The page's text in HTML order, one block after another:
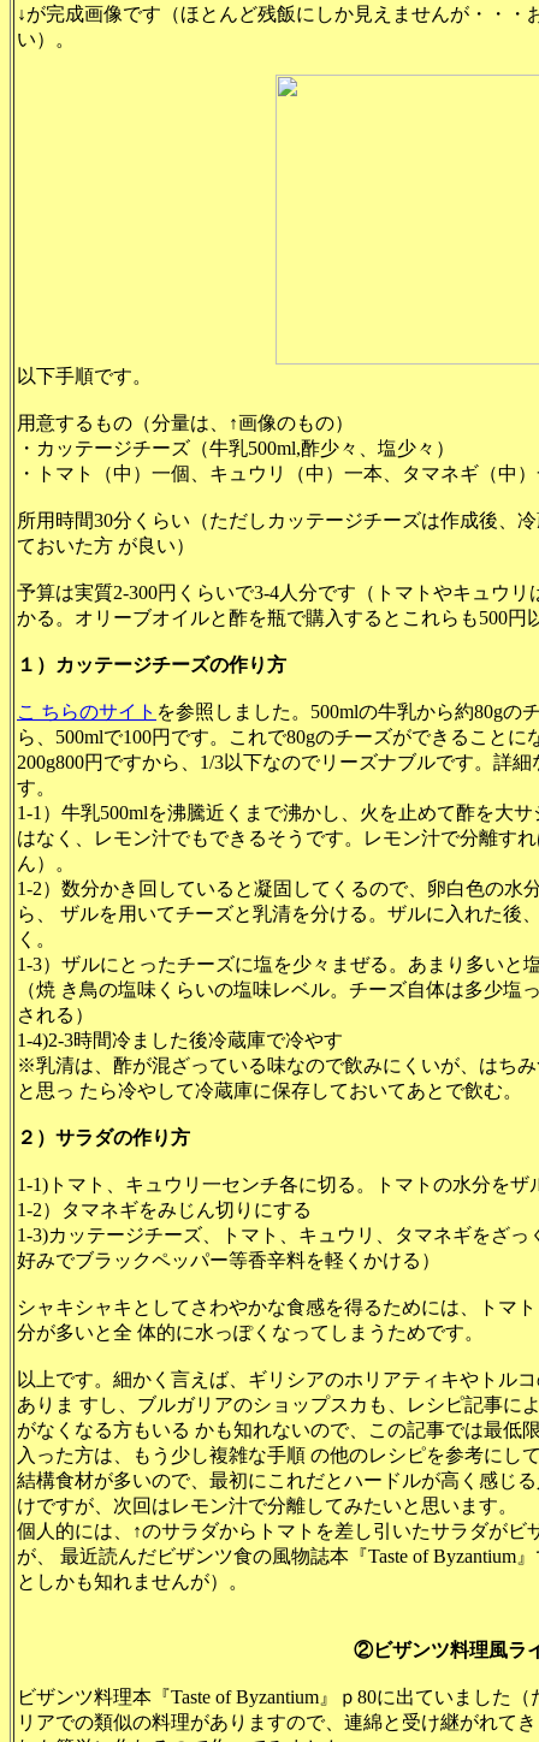
↓が完成画像です（ほとんど残飯にしか見えませんが・・
い）。
以下手順です。
用意するもの（分量は、↑画像のもの）
・カッテージチーズ（牛乳500ml,酢少々、塩少々）
・トマト（中）一個、キュウリ（中）一本、タマネギ（中
所用時間30分くらい（ただしカッテージチーズは作成後、
ておいた方 が良い）
予算は実質2-300円くらいで3-4人分です（トマトやキュウ
かる。オリーブオイルと酢を瓶で購入するとこれらも500円
１）カッテージチーズの作り方
こ ちらのサイト を参照しました。500mlの牛乳から約80gの
ら、500mlで100円です。これで80gのチーズができること
200g800円ですから、1/3以下なのでリーズナブルです。詳
す。
1-1）牛乳500mlを沸騰近くまで沸かし、火を止めて酢を大
はなく、レモン汁でもできるそうです。レモン汁で分離す
ん）。
1-2）数分かき回していると凝固してくるので、卵白色の
ら、 ザルを用いてチーズと乳清を分ける。ザルに入れた後
く。
1-3）ザルにとったチーズに塩を少々まぜる。あまり多い
（焼 き鳥の塩味くらいの塩味レベル。チーズ自体は多少
される）
1-4)2-3時間冷ました後冷蔵庫で冷やす
※乳清は、酢が混ざっている味なので飲みにくいが、はち
と思っ たら冷やして冷蔵庫に保存しておいてあとで飲む。
２）サラダの作り方
1-1)トマト、キュウリ一センチ各に切る。トマトの水分をザ
1-2）タマネギをみじん切りにする
1-3)カッテージチーズ、トマト、キュウリ、タマネギをざ
好みでブラックペッパー等香辛料を軽くかける）
シャキシャキとしてさわやかな食感を得るためには、トマ
分が多いと全 体的に水っぽくなってしまうためです。
以上です。細かく言えば、ギリシアのホリアティキやトル
ありま すし、ブルガリアのショップスカも、レシピ記事に
がなくなる方もいる かも知れないので、この記事では最低
入った方は、もう少し複雑な手順 の他のレシピを参考にし
結構食材が多いので、最初にこれだとハードルが高く感じ
けですが、次回はレモン汁で分離してみたいと思います。
個人的には、↑のサラダからトマトを差し引いたサラダが
が、 最近読んだビザンツ食の風物誌本『Taste of
としかも知れませんが）。
②ビザンツ料理風ラ
ビザンツ料理本『Taste of Byzantium』ｐ80に出ていました
リアでの類似の料理がありますので、連綿と受け継がれて